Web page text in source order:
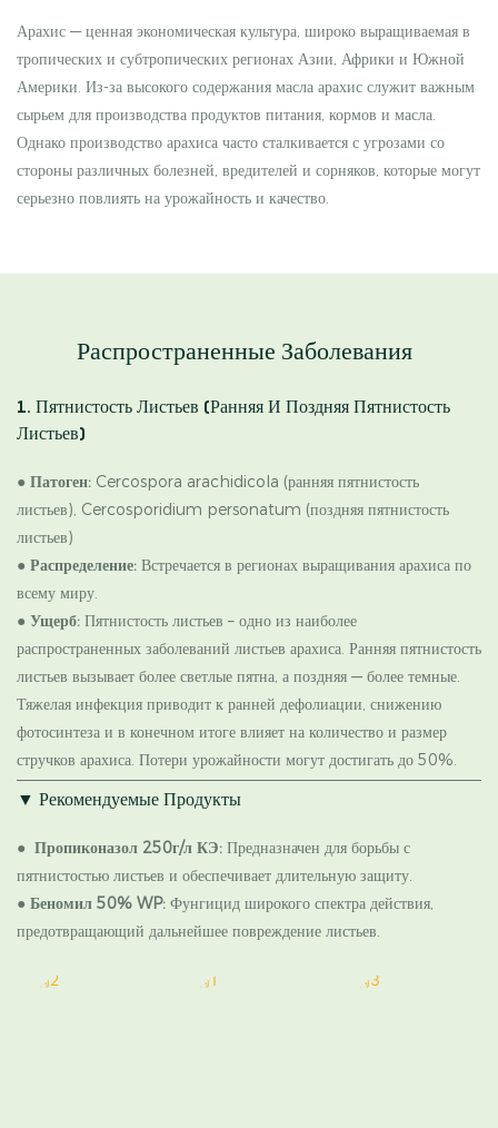
Арахис — ценная экономическая культура, широко выращиваемая в
тропических и субтропических регионах Азии, Африки и Южной
Америки. Из-за высокого содержания масла арахис служит важным
сырьем для производства продуктов питания, кормов и масла.
Однако производство арахиса часто сталкивается с угрозами со
стороны различных болезней, вредителей и сорняков, которые могут
серьезно повлиять на урожайность и качество.
Распространенные Заболевания
1. Пятнистость Листьев (ранняя И Поздняя Пятнистость
Листьев)
● Патоген: Cercospora arachidicola (ранняя пятнистость
листьев), Cercosporidium personatum (поздняя пятнистость
листьев)
● Распределение: Встречается в регионах выращивания арахиса по
всему миру.
● Ущерб: Пятнистость листьев – одно из наиболее
распространенных заболеваний листьев арахиса. Ранняя пятнистость
листьев вызывает более светлые пятна, а поздняя — более темные.
Тяжелая инфекция приводит к ранней дефолиации, снижению
фотосинтеза и в конечном итоге влияет на количество и размер
стручков арахиса. Потери урожайности могут достигать до 50%.
▼ Рекомендуемые Продукты
● Пропиконазол 250г/л КЭ: Предназначен для борьбы с
пятнистостью листьев и обеспечивает длительную защиту.
● Беномил 50% WP: Фунгицид широкого спектра действия,
предотвращающий дальнейшее повреждение листьев.